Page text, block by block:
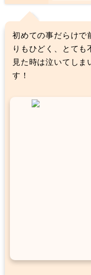
初めての事だらけで
りもひどく、とて
見た時は泣いてし
す！